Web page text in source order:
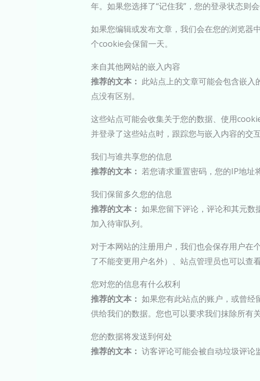
年。如果您选择了“记住我”，您的登录状态则
如果您编辑或发布文章，我们会在您的浏览
个cookie会保留一天。
来自其他网站的嵌入内容
推荐的文本： 此站点上的文章可能会包含嵌入
点没有区别。
这些站点可能会收集关于您的数据、使用
并登录了这些站点时，跟踪您与嵌入内容的交互
我们与谁共享您的信息
推荐的文本： 若您请求重置密码，您的IP地址
我们保留多久您的信息
推荐的文本： 如果您留下评论，评论和其元数
加入待审队列。
对于本网站的注册用户，我们也会保存用户在
了不能变更用户名外）、站点管理员也可以查
您对您的信息有什么权利
推荐的文本： 如果您有此站点的账户，或曾经
供给我们的数据。您也可以要求我们抹除所有
您的数据将发送到何处
推荐的文本： 访客评论可能会被自动垃圾评论